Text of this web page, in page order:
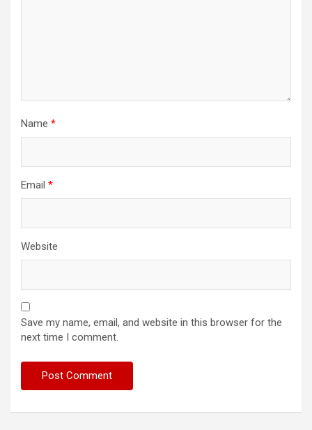
Name *
Email *
Website
Save my name, email, and website in this browser for the
next time I comment.